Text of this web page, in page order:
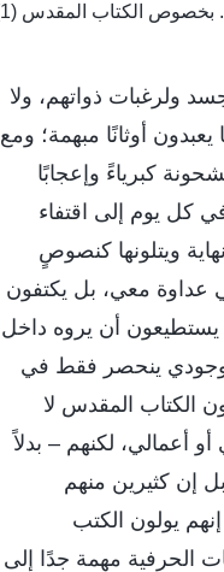
ولرغبات ذواتهم، ولا
أوثانًا مبهمة؛ ومع
كبرياءً وإعجابًا
كل يوم إلى اقتفاء
ويتلونها كنصوصٍ
عداوة معي، بل يكتفون
يستطيعون أن يروه داخل
وجودي ينحصر فقط في
الكتاب المقدس لا
أعمالي، لكنهم – بدلاً
إن كثيرين منهم
يولون الكتب
الحرفية مهمة جدًا إلى